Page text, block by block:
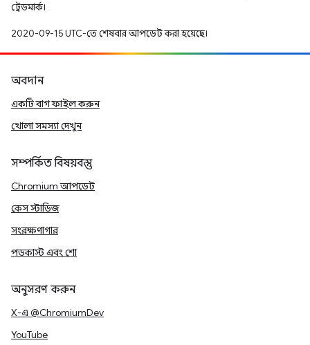
ট্রেডমার্ক।
2020-09-15 UTC-তে শেষবার আপডেট করা হয়েছে।
অবদান
একটি বাগ ফাইল করুন
খোলা সমস্যা দেখুন
সম্পর্কিত বিষয়বস্তু
Chromium আপডেট
কেস স্টাডিজ
সংরক্ষণাগার
পডকাস্ট এবং শো
অনুসরণ করুন
X-এ @ChromiumDev
YouTube